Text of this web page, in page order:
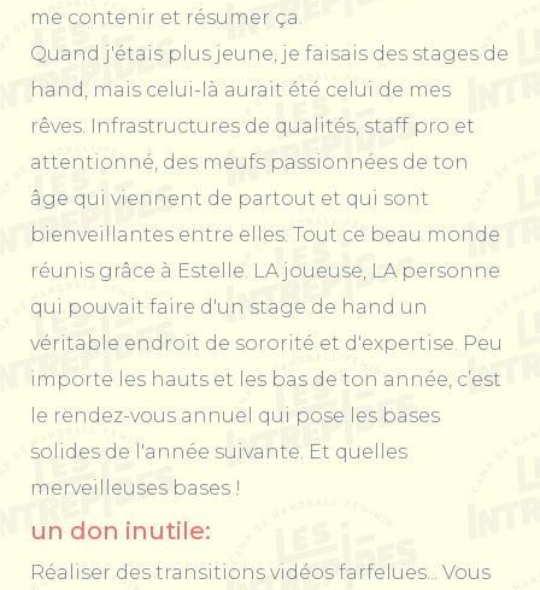
me contenir et résumer ça.
Quand j'étais plus jeune, je faisais des stages de
hand, mais celui-là aurait été celui de mes
rêves. Infrastructures de qualités, staff pro et
attentionné, des meufs passionnées de ton
âge qui viennent de partout et qui sont
bienveillantes entre elles. Tout ce beau monde
réunis grâce à Estelle. LA joueuse, LA personne
qui pouvait faire d'un stage de hand un
véritable endroit de sororité et d'expertise. Peu
importe les hauts et les bas de ton année, c’est
le rendez-vous annuel qui pose les bases
solides de l'année suivante. Et quelles
merveilleuses bases !
un don inutile:
Réaliser des transitions vidéos farfelues... Vous